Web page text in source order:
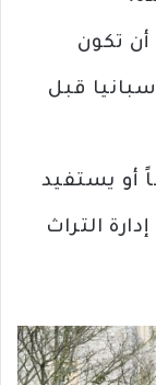
أن تكون
قبل
أو يستفيد
التراث